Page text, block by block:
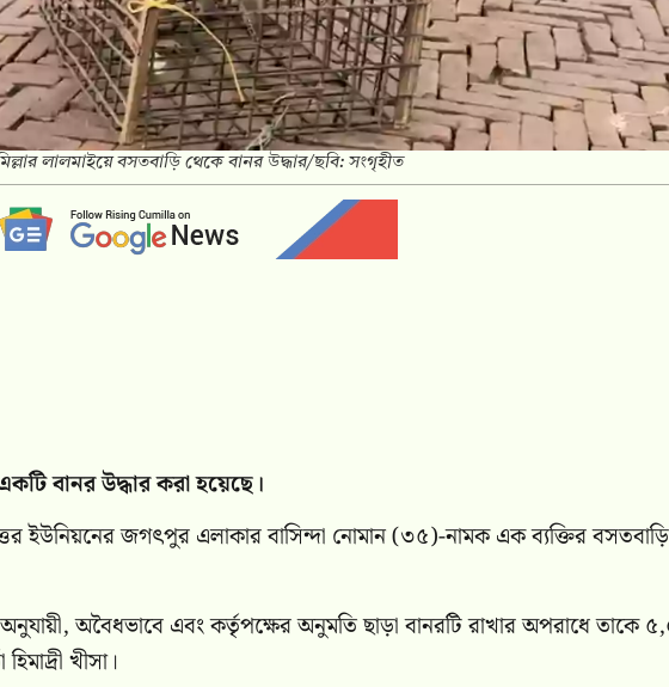
লালমাইয়ে বসতবাড়ি থেকে বানর উদ্ধার/ছবি: সংগৃহীত
বানর উদ্ধার করা হয়েছে।
ইউনিয়নের জগৎপুর এলাকার বাসিন্দা নোমান (৩৫)-নামক এক ব্যক্তির
অবৈধভাবে এবং কর্তৃপক্ষের অনুমতি ছাড়া বানরটি রাখার অপরাধে তাকে
খীসা।